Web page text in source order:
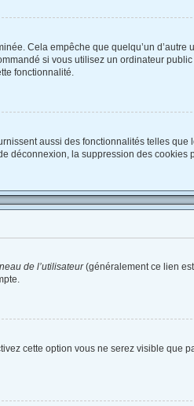
Cela empêche que quelqu’un d’autre
si vous utilisez un ordinateur
fonctionnalité.
aussi des fonctionnalités telles que
déconnexion, la suppression des cookies
de l’utilisateur(généralement ce lien
cette option vous ne serez visible que